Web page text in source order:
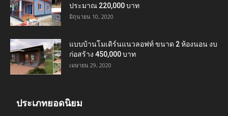
ประมาณ 220,000 บาท
มิถุนายน 10, 2020
แบบบ้านโมเดิร์นแนวลอฟท์ ขนาด 2 ห้องนอน งบ
ก่อสร้าง 450,000 บาท
เมษายน 29, 2020
ประเภทยอดนิยม